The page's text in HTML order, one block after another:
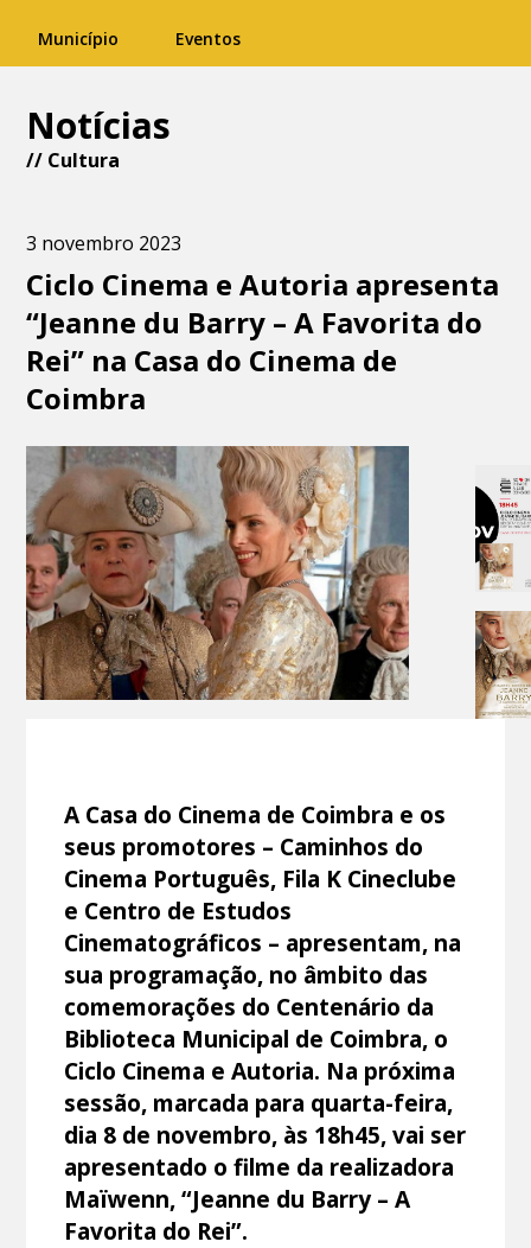
Município Eventos
Notícias
// Cultura
3 novembro 2023
Ciclo Cinema e Autoria apresenta
“Jeanne du Barry – A Favorita do
Rei” na Casa do Cinema de
Coimbra
A Casa do Cinema de Coimbra e os
seus promotores – Caminhos do
Cinema Português, Fila K Cineclube
e Centro de Estudos
Cinematográficos – apresentam, na
sua programação, no âmbito das
comemorações do Centenário da
Biblioteca Municipal de Coimbra, o
Ciclo Cinema e Autoria. Na próxima
sessão, marcada para quarta-feira,
dia 8 de novembro, às 18h45, vai ser
apresentado o filme da realizadora
Maïwenn, “Jeanne du Barry – A
Favorita do Rei”.